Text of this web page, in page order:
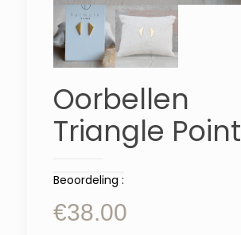
Oorbellen
Triangle Point
Beoordeling :
€38.00